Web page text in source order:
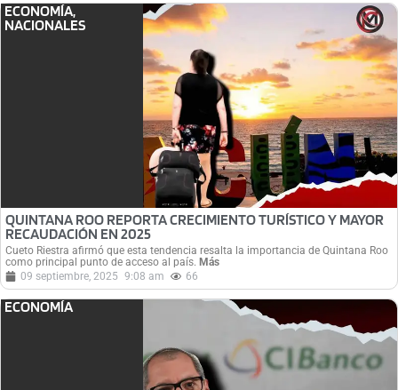
ECONOMÍA,
NACIONALES
QUINTANA ROO REPORTA CRECIMIENTO TURÍSTICO Y MAYOR
RECAUDACIÓN EN 2025
Cueto Riestra afirmó que esta tendencia resalta la importancia de Quintana Roo
como principal punto de acceso al país. Más
09 septiembre, 2025 9:08 am 66
ECONOMÍA